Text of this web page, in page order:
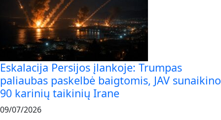
Eskalacija Persijos įlankoje: Trumpas
paliaubas paskelbė baigtomis, JAV sunaikino
90 karinių taikinių Irane
09/07/2026